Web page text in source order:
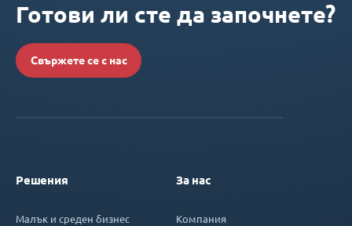
Готови ли сте да започнете?
Свържете се с нас
Решения
Малък и среден бизнес
За нас
Компания